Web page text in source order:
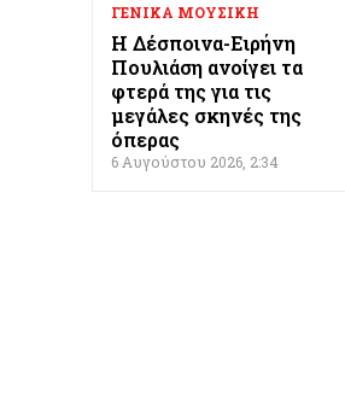
ΓΕΝΙΚΑ ΜΟΥΣΙΚΗ
Η Δέσποινα-Ειρήνη
Πουλιάση ανοίγει τα
φτερά της για τις
μεγάλες σκηνές της
όπερας
6 Αυγούστου 2026, 2:34